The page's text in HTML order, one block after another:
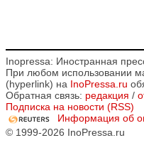
Inopressa: Иностранная
При любом использовании
(hyperlink) на InoPressa.ru
Обратная связь: редакция /
Подписка на новости (RSS)
Информация об
© 1999-2026 InoPressa.ru